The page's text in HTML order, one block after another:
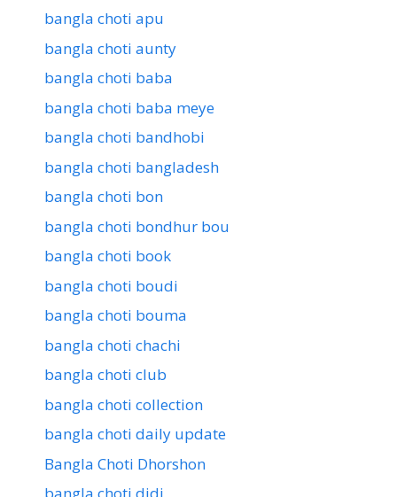
bangla choti apu
bangla choti aunty
bangla choti baba
bangla choti baba meye
bangla choti bandhobi
bangla choti bangladesh
bangla choti bon
bangla choti bondhur bou
bangla choti book
bangla choti boudi
bangla choti bouma
bangla choti chachi
bangla choti club
bangla choti collection
bangla choti daily update
Bangla Choti Dhorshon